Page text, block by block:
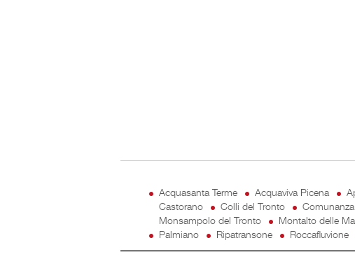
Acquasanta Terme Acquaviva Picena
Castorano
Colli del Tronto Comunanza
Monsampolo del Tronto
Montalto delle
Palmiano
Ripatransone Roccafluvione